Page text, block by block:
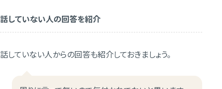
話していない人の回答を紹介
話していない人からの回答も紹介しておきましょう。